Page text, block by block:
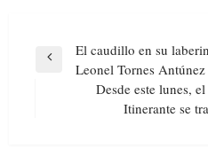
Navegación
Previous
El caudillo en su
Leonel Tornes Antúnez
Desde este lunes,
Itinerante se